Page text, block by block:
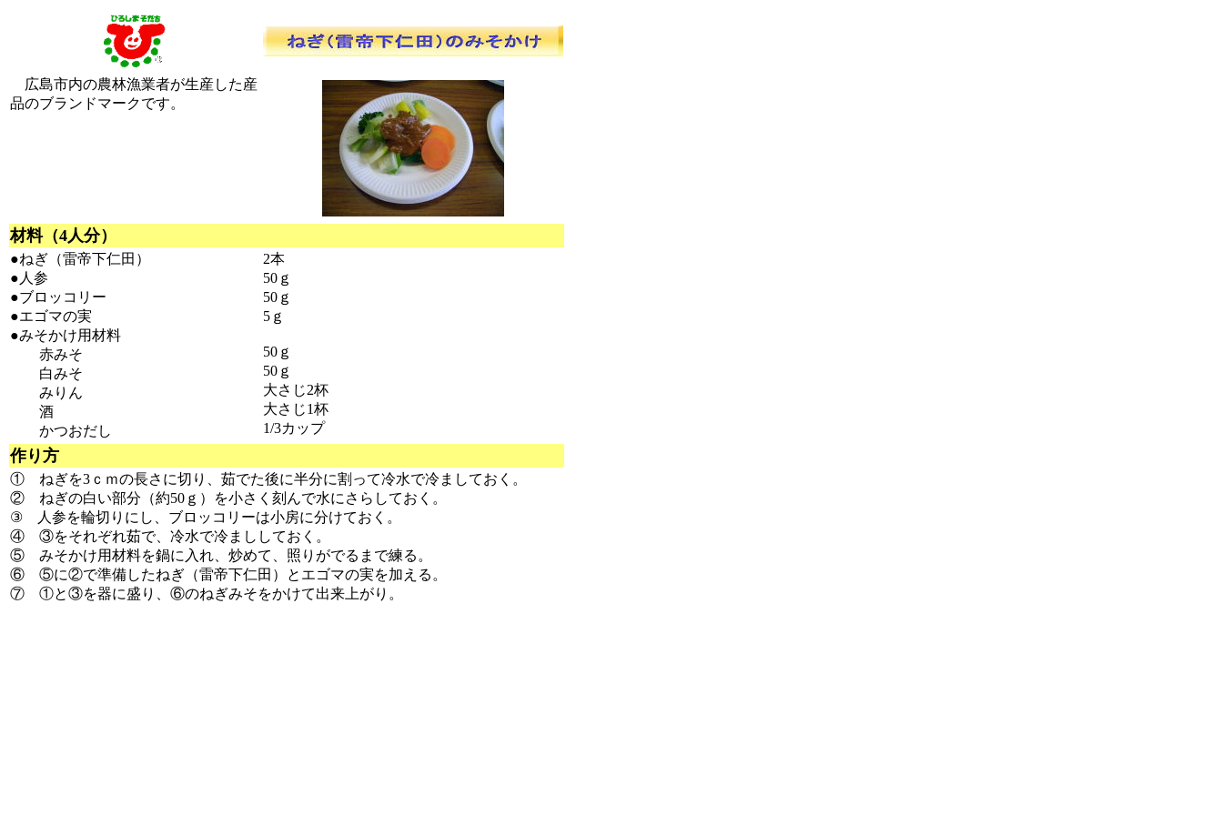
広島市内の農林漁業者が生産した産
品のブランドマークです。
材料（4人分）
●ねぎ（雷帝下仁田）
●人参
●ブロッコリー
●エゴマの実
●みそかけ用材料
赤みそ
白みそ
みりん
酒
かつおだし
2本
50ｇ
50ｇ
5ｇ
50ｇ
50ｇ
大さじ2杯
大さじ1杯
1/3カップ
作り方
① ねぎを3ｃｍの長さに切り、茹でた後に半分に割って冷水で冷ましておく。
② ねぎの白い部分（約50ｇ）を小さく刻んで水にさらしておく。
③ 人参を輪切りにし、ブロッコリーは小房に分けておく。
④ ③をそれぞれ茹で、冷水で冷まししておく。
⑤ みそかけ用材料を鍋に入れ、炒めて、照りがでるまで練る。
⑥ ⑤に②で準備したねぎ（雷帝下仁田）とエゴマの実を加える。
⑦ ①と③を器に盛り、⑥のねぎみそをかけて出来上がり。